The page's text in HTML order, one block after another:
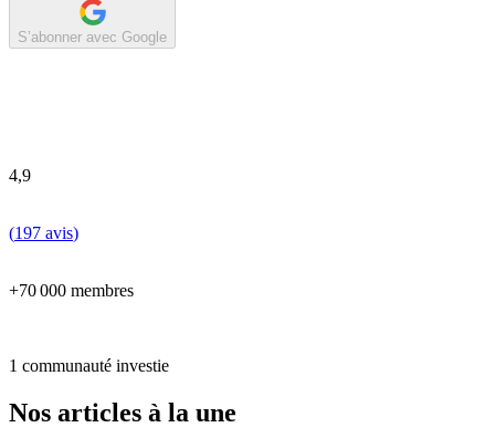
S’abonner avec Google
4,9
(197 avis)
+70 000 membres
1 communauté investie
Nos articles à la une